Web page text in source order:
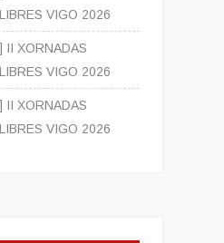
VIGO 2026
II XORNADAS
VIGO 2026
II XORNADAS
VIGO 2026